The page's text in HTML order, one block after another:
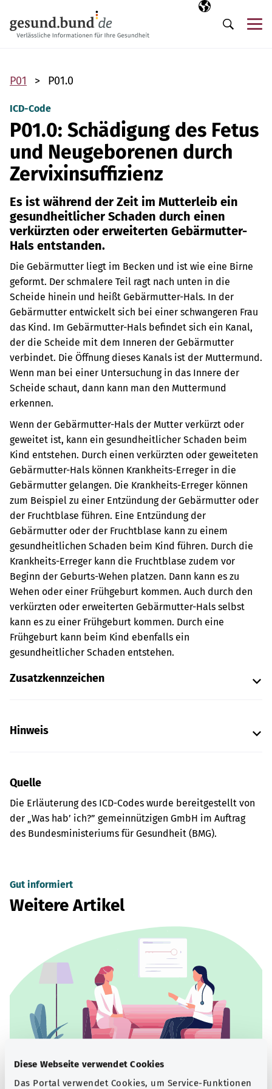
Diese Webseite verwendet Cookies
Das Portal verwendet Cookies, um Service-Funktionen
Ausgewählte
DE
Suche
P01 P01.0
ICD-Code
P01.0: Schädigung des Fetus
und Neugeborenen durch
Zervixinsuffizienz
Es ist während der Zeit im Mutterleib ein
gesundheitlicher Schaden durch einen
verkürzten oder erweiterten Gebärmutter-
Hals entstanden.
Die Gebärmutter liegt im Becken und ist wie eine Birne
geformt. Der schmalere Teil ragt nach unten in die
Scheide hinein und heißt Gebärmutter-Hals. In der
Gebärmutter entwickelt sich bei einer schwangeren Frau
das Kind. Im Gebärmutter-Hals befindet sich ein Kanal,
der die Scheide mit dem Inneren der Gebärmutter
verbindet. Die Öffnung dieses Kanals ist der Muttermund.
Wenn man bei einer Untersuchung in das Innere der
Scheide schaut, dann kann man den Muttermund
erkennen.
Wenn der Gebärmutter-Hals der Mutter verkürzt oder
geweitet ist, kann ein gesundheitlicher Schaden beim
Kind entstehen. Durch einen verkürzten oder geweiteten
Gebärmutter-Hals können Krankheits-Erreger in die
Gebärmutter gelangen. Die Krankheits-Erreger können
zum Beispiel zu einer Entzündung der Gebärmutter oder
der Fruchtblase führen. Eine Entzündung der
Gebärmutter oder der Fruchtblase kann zu einem
gesundheitlichen Schaden beim Kind führen. Durch die
Krankheits-Erreger kann die Fruchtblase zudem vor
Beginn der Geburts-Wehen platzen. Dann kann es zu
Wehen oder einer Frühgeburt kommen. Auch durch den
verkürzten oder erweiterten Gebärmutter-Hals selbst
kann es zu einer Frühgeburt kommen. Durch eine
Frühgeburt kann beim Kind ebenfalls ein
gesundheitlicher Schaden entstehen.
Zusatzkennzeichen
Hinweis
Quelle
Die Erläuterung des ICD-Codes wurde bereitgestellt von
der „Was hab’ ich?” gemeinnützigen GmbH im Auftrag
des Bundesministeriums für Gesundheit (BMG).
Gut informiert
Weitere Artikel